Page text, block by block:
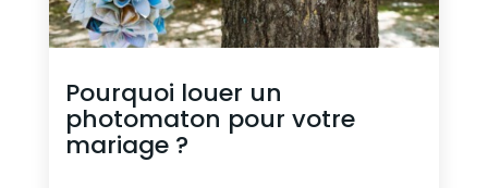
Pourquoi louer un
photomaton pour votre
mariage ?